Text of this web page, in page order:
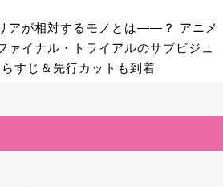
アが相対するモノとは――？ アニメ
ァイナル・トライアルのサブビジュ
すじ＆先行カットも到着